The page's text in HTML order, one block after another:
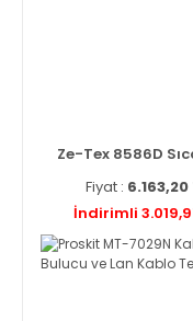
Ze-Tex 8586D
Fiyat : 6.163,20
İndirimli